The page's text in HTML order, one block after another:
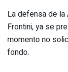
La defensa de la
Frontini, ya se
momento no
fondo.